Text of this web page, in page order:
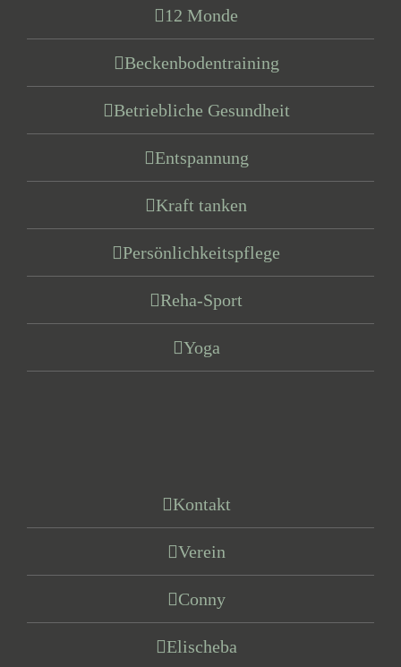
12 Monde
Beckenbodentraining
Betriebliche Gesundheit
Entspannung
Kraft tanken
Persönlichkeitspflege
Reha-Sport
Yoga
Kontakt
Verein
Conny
Elischeba